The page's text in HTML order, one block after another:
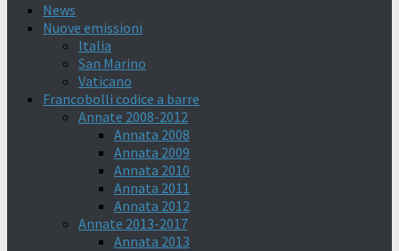
News
Nuove emissioni
Italia
San Marino
Vaticano
Francobolli codice a barre
Annate 2008-2012
Annata 2008
Annata 2009
Annata 2010
Annata 2011
Annata 2012
Annate 2013-2017
Annata 2013